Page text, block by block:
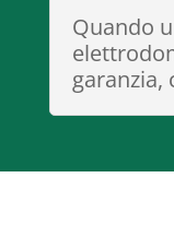
Quando
garanzia,